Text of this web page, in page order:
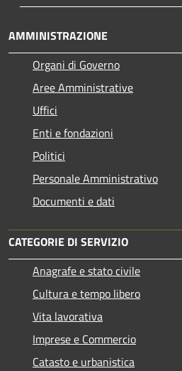
AMMINISTRAZIONE
Organi di Governo
Aree Amministrative
Uffici
Enti e fondazioni
Politici
Personale Amministrativo
Documenti e dati
CATEGORIE DI SERVIZIO
Anagrafe e stato civile
Cultura e tempo libero
Vita lavorativa
Imprese e Commercio
Catasto e urbanistica